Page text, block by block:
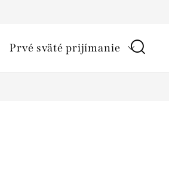
Prvé sväté prijímanie